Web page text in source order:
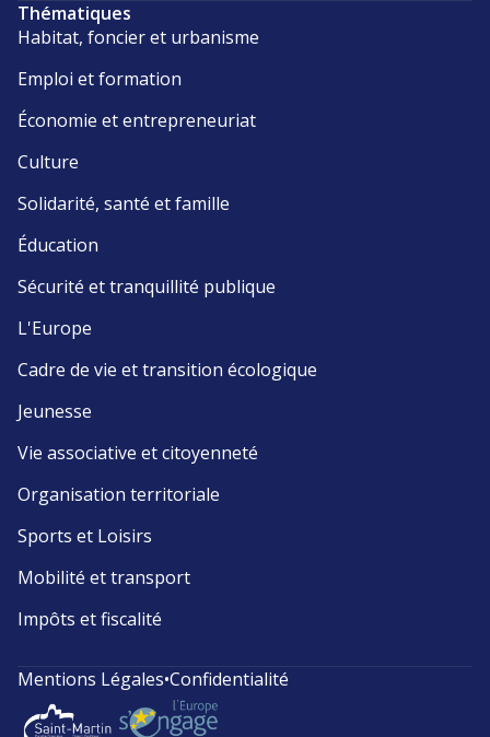
Thématiques
Habitat, foncier et urbanisme
Emploi et formation
Économie et entrepreneuriat
Culture
Solidarité, santé et famille
Éducation
Sécurité et tranquillité publique
L'Europe
Cadre de vie et transition écologique
Jeunesse
Vie associative et citoyenneté
Organisation territoriale
Sports et Loisirs
Mobilité et transport
Impôts et fiscalité
Mentions Légales•Confidentialité